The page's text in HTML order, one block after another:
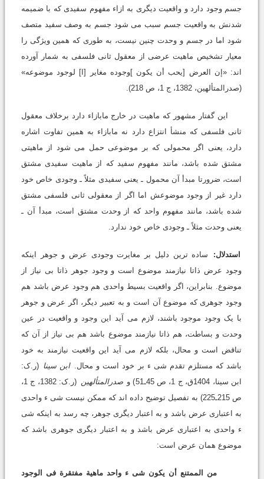
جسم وجود دارد و واقعیت دیگرى به ازاء مفهوم سفیدى که با ضمیمه
شدنش به واقعیت جسم سبب مى شود جسم به وصف سفید متصف
شود اما در جسم و وحدت چنین نیست، به طورى که همین ویژگى را
معیار تشخیص ماهیت عرضى از معقول ثانى فلسفى به شمار آورده
اند: «إن العرض [یحب أن یکون ]وجوده مغایر [ا] لوجود موضوعه»
(صدرالمتألهین، 1382، ج 1، ص 218).
این گفتار مشهور که ماهیت در خارج مابازاء دارد برخلاف معقول
ثانى فلسفى که منشأ انتزاع دارد نه مابازاء به همین تفاوت اشاره
دارد، یعنى اگر محمولى که بر موضوعى حمل مى شود از ماهیتى
مشتق شده باشد، مانند مفهوم سفید که از ماهیت سفیدى مشتق
است، ضرورتا مبدأ آن محمول ـ یعنى سفیدى مثلاً ـ وجودى خاص خود
دارد غیر از وجود موضوعش اما اگر از معقولى ثانى فلسفى مشتق
شده باشد، مانند مفهوم واحد که از وحدت مشتق است، مبدأ آن ـ
یعنى وحدت مثلاً ـ وجودى خاص خود ندارد.
استدلال:
ساده ترین دلیل بر مغایرت وجودى عرض و جوهر اینکه
وجود عرض ذاتا نیازمند موضوع است و وجود جوهر ذاتا بى نیاز از
موضوع. بنابراین، اگر واقعیت بسیط واحدى هم وجود عرض باشد هم
وجود جوهرى که موضوع آن است و به تعبیر دیگر، اگر عرض و جوهر
با یک وجود موجود باشند، لازم مى آید این وجود و واقعیت در عین
وحدت و بساطت، هم ذاتا نیازمند موضوع باشد هم بى نیاز از آن که
تناقض است و محال، بلکه لازم مى آید این واقعیت نیازمند به خود
باشد که مستلزم تقدم شى ء بر خود است و محال.
ابن سینا (ر.ک:
ابن سینا، 1404ق، ج 1، ص 45ـ51) و
صدرالمتألهین
(ر.ک: 1382، ج 1،
ص 215ـ225) به تفصیل توضیح داده اند که ممکن نیست شى ء واحدى
به اعتبارى عرض باشد و به اعتبار دیگرى جوهر، چه رسد به اینکه شى
ء واحدى به اعتبارى عرض باشد و به اعتبار دیگرى جوهرى باشد که
موضوع همان عرض است:
من الممتنع أن یکون شى ء واحد ماهیة مفتقرة فى الوجود